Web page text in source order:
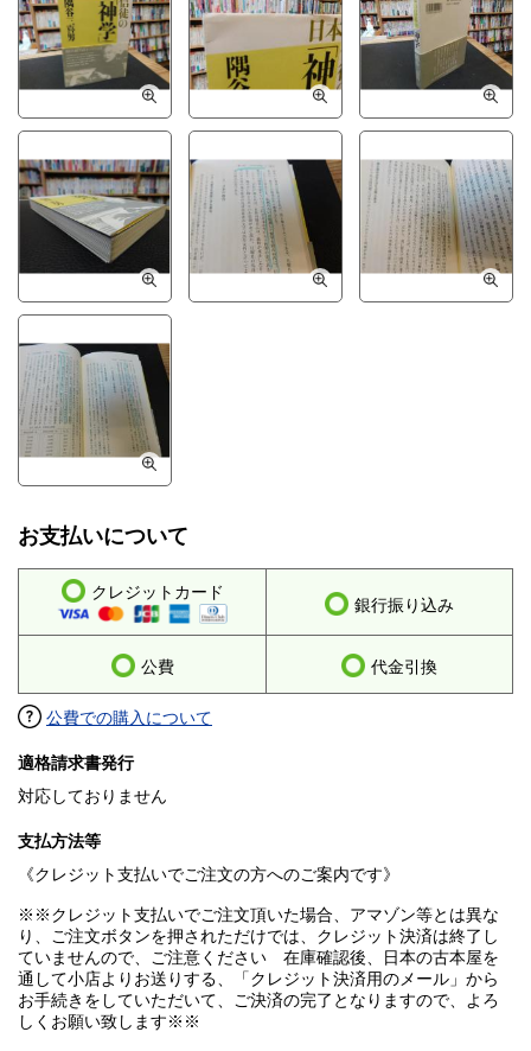
お支払いについて
クレジットカード
銀行振り込み
公費 代金引換
公費での購入について
適格請求書発行
対応しておりません
支払方法等
《クレジット支払いでご注文の方へのご案内です》
※※クレジット支払いでご注文頂いた場合、アマゾン等とは異な
り、ご注文ボタンを押されただけでは、クレジット決済は終了し
ていませんので、ご注意ください 在庫確認後、日本の古本屋を
通して小店よりお送りする、「クレジット決済用のメール」から
お手続きをしていただいて、ご決済の完了となりますので、よろ
しくお願い致します※※